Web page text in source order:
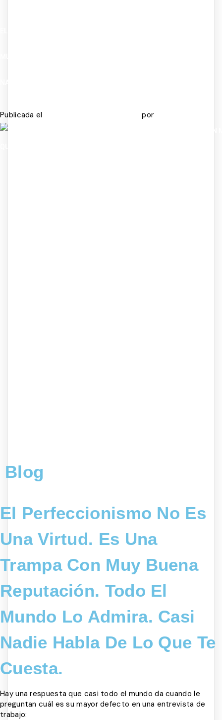
Publicada el por
Blog
El Perfeccionismo No Es
Una Virtud. Es Una
Trampa Con Muy Buena
Reputación. Todo El
Mundo Lo Admira. Casi
Nadie Habla De Lo Que Te
Cuesta.
Hay una respuesta que casi todo el mundo da cuando le
preguntan cuál es su mayor defecto en una entrevista de
trabajo: